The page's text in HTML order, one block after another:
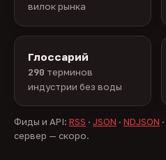
вилок рынка
Глоссарий
290 терминов
индустрии без воды
Фиды и API: RSS · JSON · NDJSON ·
сервер — скоро.